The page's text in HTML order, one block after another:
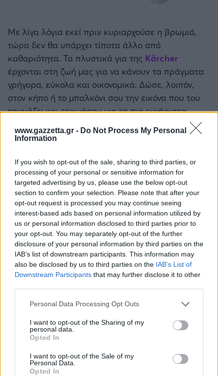
www.gazzetta.gr - Do Not Process My Personal
Information
If you wish to opt-out of the sale, sharing to third parties, or
processing of your personal or sensitive information for
targeted advertising by us, please use the below opt-out
section to confirm your selection. Please note that after your
opt-out request is processed you may continue seeing
interest-based ads based on personal information utilized by
us or personal information disclosed to third parties prior to
your opt-out. You may separately opt-out of the further
disclosure of your personal information by third parties on the
IAB’s list of downstream participants. This information may
also be disclosed by us to third parties on the IAB’s List of
Downstream Participants that may further disclose it to other
Please note that this website/app uses one or more Google
not limited to your visit or usage behaviour. You may click to
grant or deny consent to Google and its third-party tags to
use your data for below specified purposes in below Google
consent section.
Personal Data Processing Opt Outs
I want to opt-out of the Sharing of my
personal data.
Opted In
I want to opt-out of the Sale of my
Personal Data.
Opted In
Με λίγα λόγια εκεί πριν κυριαρχούσε η βρωμιά,
τώρα δεν θα υπάρχει τίποτα άλλο από
καθαριότητα. Τα πλυστικά για της Kärcher
έρχονται στη ζωή μας για να κάνουν τα πράγματα
γρήγορα, εύκολα και οικονομικά. Δώσε, λοιπόν,
στον κήπο ή το μπαλκόνι σου την εικόνα που του
ταιριάζει και ετοιμάσου για τα πιο ευχάριστα
καλοκαιρινά απογεύματα στη δική σου «όαση»
παρέα με τα αγαπημένα σου πρόσωπα.
ΔΙΑΒΑΣΕ ΑΚΟΜΗ:
Νότια Κορέα: Διευθυντής τράπεζας έκλεβε μετρητά και
τα αντικαθιστούσε με παιδικά χαρτονομίσματα
«Δεν μπορούσες να με σκουντήξεις;»: Η παρουσιάστρια
που αποκοιμήθηκε στον αέρα και έγινε viral
Συνταξιούχος μετακομίζει από τον οίκο ευγηρίας σε
κρουαζιερόπλοιο για 15 χρόνια: «Το αποφάσισα σε 10
Για να προσθέσεις το σχόλιο
σου πρέπει να συνδεθείς